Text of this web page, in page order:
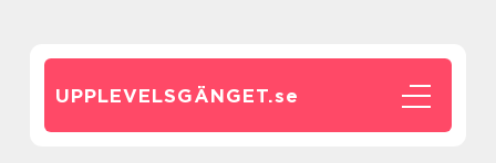
UPPLEVELSGÄNGET.se